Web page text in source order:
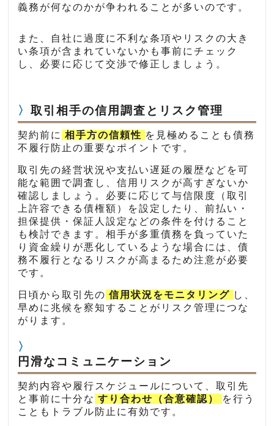
義務が何なのかが争われることが多いのです。
また、自社に過度に不利な条項やリスクの大き
い条項が含まれていないかも事前にチェック
し、必要に応じて交渉で修正しましょう。
取引相手の信用調査とリスク管理
契約前に 相手方の信頼性 を見極めることも債務
不履行防止の重要なポイントです。
取引先の経営状況や支払い遅延の履歴などを可
能な範囲で調査し、信用リスクが高すぎないか
確認しましょう。必要に応じて与信限度（取引
上許容できる債権額）を設定したり、前払い・
担保提供・保証人設定などの条件を付けること
も検討できます。相手が多重債務を負っていた
り資金繰りが悪化しているような場合には、債
務不履行となるリスクが高まるため注意が必要
です。
日頃から取引先の 信用状況をモニタリング し、
早めに兆候を察知することがリスク管理につな
がります。
円滑なコミュニケーション
契約内容や履行スケジュールについて、取引先
と事前に十分な すり合わせ（合意確認）
を行う
こともトラブル防止に有効です。